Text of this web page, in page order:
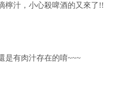
檸汁，小心殺啤酒的又來了!!
是有肉汁存在的唷~~~